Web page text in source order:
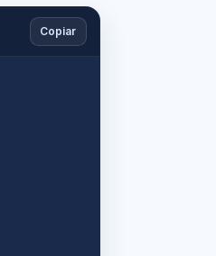
Copiar